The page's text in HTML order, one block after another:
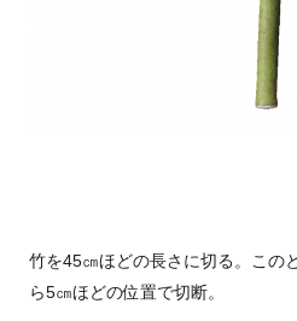
竹を45㎝ほどの長さに切る。この
ら5㎝ほどの位置で切断。